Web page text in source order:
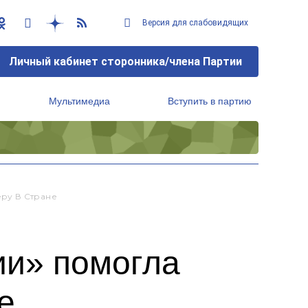
Версия для слабовидящих
Личный кабинет сторонника/члена Партии
Мультимедиа Вступить в партию
В Стране
помогла